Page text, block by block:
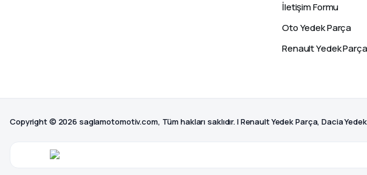
İletişim Formu
Oto Yedek Parça
Renault Yedek Parça
Copyright © 2026 saglamotomotiv.com, Tüm hakları saklıdır. | Renault Yedek Parça, Dacia